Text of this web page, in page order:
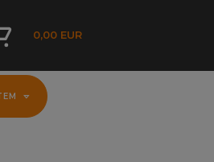
0,00 EUR